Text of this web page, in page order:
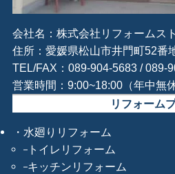
会社名：株式会社リフォームス
住所：愛媛県松山市井門町52番
TEL/FAX：089-904-5683 / 089-
営業時間：9:00~18:00（年中無
リフォーム
水廻りリフォーム
トイレリフォーム
キッチンリフォーム